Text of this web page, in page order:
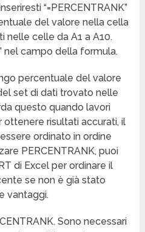
“=PERCENTRANK”
del valore nella cella
nelle celle da A1 a A10.
nel campo della formula.
percentuale del valore
set di dati trovato nelle
questo quando lavori
ottenere risultati accurati, il
ordinato in ordine
PERCENTRANK, puoi
di Excel per ordinare il
se non è già stato
vantaggi.
Sono necessari